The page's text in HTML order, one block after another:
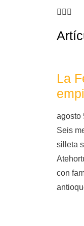
La
agosto
Seis
silleta
con